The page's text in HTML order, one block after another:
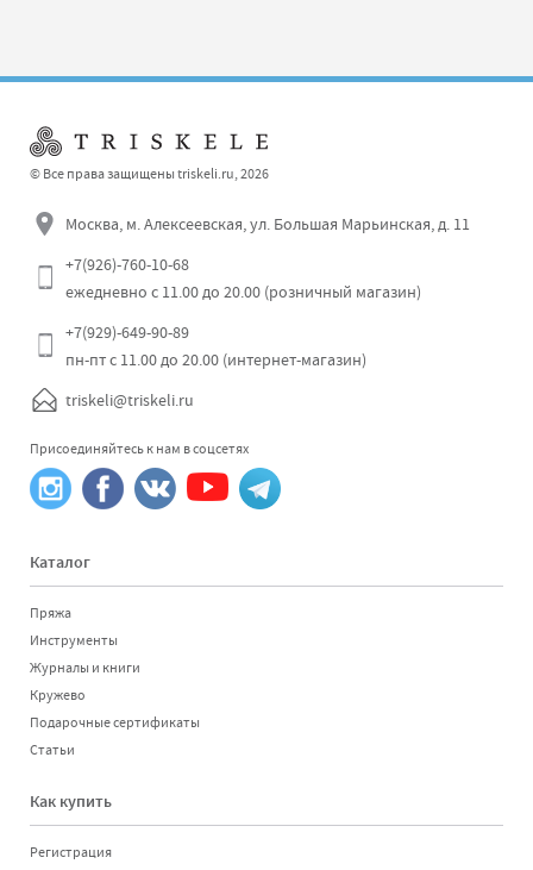
© Все права защищены triskeli.ru, 2026
Москва, м. Алексеевская, ул. Большая Марьинская, д. 11
+7(926)-760-10-68
ежедневно с 11.00 до 20.00 (розничный магазин)
+7(929)-649-90-89
пн-пт с 11.00 до 20.00 (интернет-магазин)
triskeli@triskeli.ru
Присоединяйтесь к нам в соцсетях
Каталог
Пряжа
Инструменты
Журналы и книги
Кружево
Подарочные сертификаты
Статьи
Как купить
Регистрация